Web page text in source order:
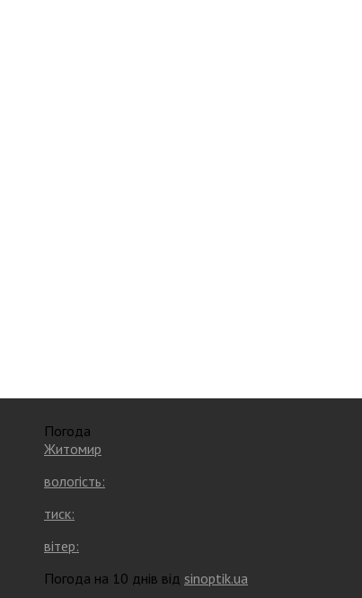
Погода
Житомир
вологість:
тиск:
вітер:
Погода на 10 днів від sinoptik.ua